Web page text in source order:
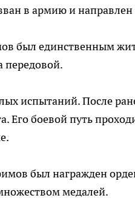
в армию и направлен
был единственным
передовой.
испытаний. После
Его боевой путь
был награжден
медалей.